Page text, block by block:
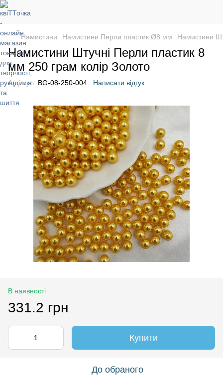
Намистини Намистини Перли пластик Ø8 мм Намистини
Намистини Штучні Перли пластик 8
мм 250 грам колір Золото
Артикул: BG-08-250-004 Написати відгук
В наявності
331.2 грн
Купити
До обраного